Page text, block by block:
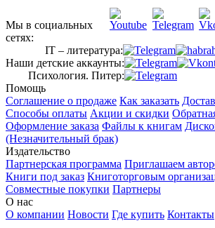
Мы в социальных
сетях:
IT – литература:
Наши детские аккаунты:
Психология. Питер:
Помощь
Соглашение о продаже Как заказать
Способы оплаты Акции и скидки
Оформление заказа Файлы к книгам
(Незначительный брак)
Издательство
Партнерская программа Приглашаем
Книги под заказ Книготорговым
Совместные покупки Партнеры
О нас
О компании Новости Где купить Контакты